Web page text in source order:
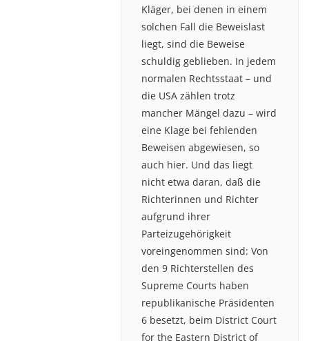
Kläger, bei denen in einem
solchen Fall die Beweislast
liegt, sind die Beweise
schuldig geblieben. In jedem
normalen Rechtsstaat – und
die USA zählen trotz
mancher Mängel dazu – wird
eine Klage bei fehlenden
Beweisen abgewiesen, so
auch hier. Und das liegt
nicht etwa daran, daß die
Richterinnen und Richter
aufgrund ihrer
Parteizugehörigkeit
voreingenommen sind: Von
den 9 Richterstellen des
Supreme Courts haben
republikanische Präsidenten
6 besetzt, beim District Court
for the Eastern District of